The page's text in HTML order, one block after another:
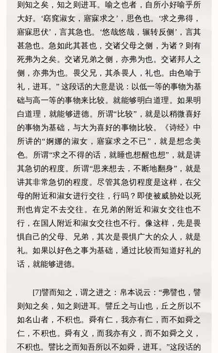
则知之矣，知之则进耳。喻之也者，自所小好喻乎所
大好。‘窈窕淑女，寤寐求之’，思色也。‘求之弗得，
寤寐思伏’，言其急也。‘悠哉悠哉，辗转反侧’，言其
甚急也。急如此其甚也，交诸父母之侧，为诸？则有
死弗为之矣。交诸兄弟之侧，亦弗为也。交诸邦人之
侧，亦弗为也。畏父兄，其杀畏人，礼也。由色喻于
礼，进耳。” 这段话的大意是说：以低一等的事物为基
础与高一等的事物来比较。就能够明白道理。如果明
白道理，就能够进德。所谓“比较”，就是以稍微喜好
的事物为基础，与大为喜好的事物比较。《诗经》中
所讲的“婀娜的淑女，寤寐求之不已”，就是想念美
色。所谓“求之不得的话，就睡也想醒也想”，就是讲
其急切的程度。所谓“思来想去，不断地翻身”，就是
讲其非常急切的程度。尽管其急切程度是这样，在父
母的附近和淑女进行交往，行吗？即使被威胁处以死
刑也肯定不去交往。在兄弟的附近和淑女交往也不
行，在国人附近和淑女交往也不行。像这样，先是畏
惧自己的父母、兄弟，其次是畏惧广大的众人，就是
礼。如果以好色之事为基础，通过比较而知道好礼的
话，就能够进德。
[7]譬而知之，谓之进之：帛本说云：“弗譬也，譬
则知之矣，知之则进耳。譬丘之与山也，丘之所以不
如名山者，不积也。舜有仁，我亦有仁，而不如舜之
仁，不积也。舜有义，而我亦有义，而不如舜之义，
不积也。譬比之而知吾所以不如舜，进耳。”这段话的